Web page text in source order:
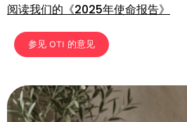
阅读我们的《2025年使命报告》
参见 OTI 的意见